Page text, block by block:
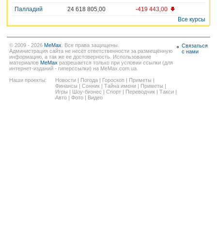
Палладий
24 618 805,00
-419 443,00
Все курсы
© 2009 - 2026 MeMax . Все права защищены.
Администрация сайта не несёт ответственности за размещённую
информацию, а так же ее достоверность. Использование
материалов MeMax разрешается только при условии ссылки (для
интернет-изданий - гиперссылки) на MeMax.com.ua.
Наши проекты:
Новости | Погода | Гороскоп | Приметы |
Финансы | Сонник | Тайна имени | Приметы |
Игры | Шоу-бизнес | Спорт | Переводчик | Такси |
Авто | Фото | Видео
Связаться
с нами